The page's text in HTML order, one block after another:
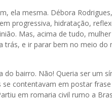
ela mesma. Débora
progressiva, hidratação,
Mas, acima de tudo,
trás, e ir parar bem no meio
do bairro. Não! Queria ser um
se contentavam em postar
em romaria civil rumo a